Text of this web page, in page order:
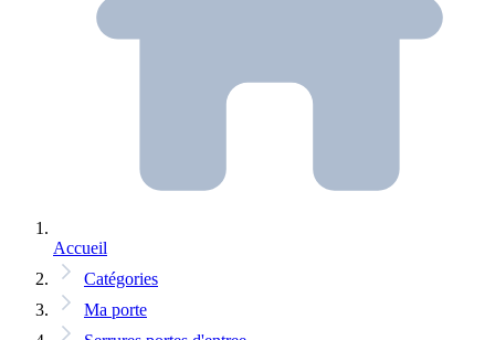
Accueil
Catégories
Ma porte